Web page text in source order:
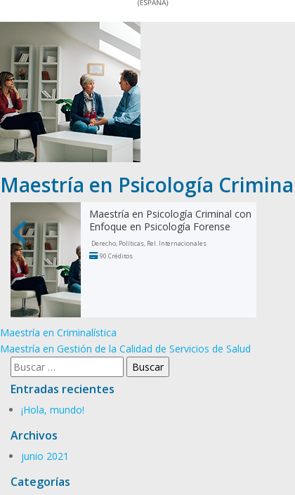
Maestría en Psicología
Maestría en Psicología Criminal con
Enfoque en Psicología Forense
Derecho, Políticas, Rel. Internacionales
90 Créditos
Navegación
de
entradas
Maestría en Criminalística
Maestría en Gestión de la Calidad de Servicios de Salud
Buscar:
Entradas recientes
¡Hola, mundo!
Archivos
junio 2021
Categorías